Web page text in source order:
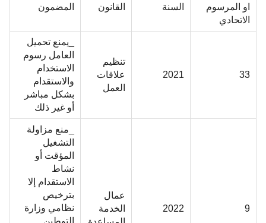
او المرسوم
الاتحادي
السنة القانون المضمون
33
2021
تنظيم
علاقات
العمل
_يمنع تحميل
العامل رسوم
الاستخدام
والاستقدام
بشكل مباشر
أو غير ذلك
9
2022
عمال
الخدمة
_منع مزاولة
التشغيل
المؤقت أو
نشاط
الاستقدام إلا
بترخيص
نظامي وزارة